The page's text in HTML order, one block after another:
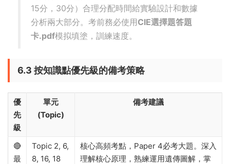
15分，30分）合理分配時間給實驗設計和數據
分析兩大部分。考前務必使用CIE選擇題答題
卡.pdf模拟填塗，訓練速度。
6.3 按知識點優先級的備考策略
優
先
級
單元
(Topic)
備考建議
🔴
最
Topic 2, 6,
8, 16, 18
核心高頻考點，Paper 4必考大題。深入
理解核心原理，熟練運用遺傳圖解，掌